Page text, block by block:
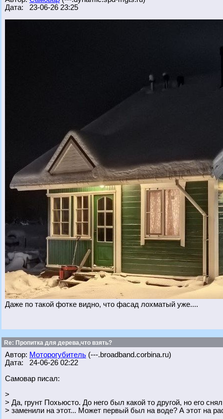
Дата: 23-06-26 23:25
Даже по такой фотке видно, что фасад лохматый уже....
Re: Пропитка для дерева,что взять?
Автор: Моторогубитель (---.broadband.corbina.ru)
Дата: 24-06-26 02:22
Самовар писал:
>
> Да, грунт Похьюсто. До него был какой то другой, но его
> заменили на этот... Может первый был на воде? А этот на